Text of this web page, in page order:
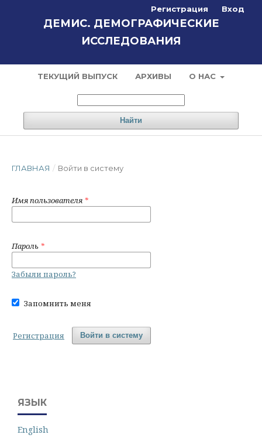
ДЕМИС. ДЕМОГРАФИЧЕСКИЕ
ИССЛЕДОВАНИЯ
ТЕКУЩИЙ ВЫПУСК АРХИВЫ О НАС
Найти
Регистрация Вход
ГЛАВНАЯ / Войти в систему
Имя пользователя *
Пароль *
Забыли пароль?
Запомнить меня
Войти в систему
Регистрация
ЯЗЫК
English